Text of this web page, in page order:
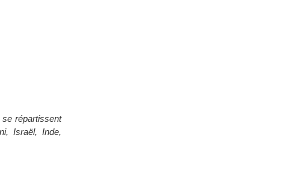
se répartissent
Israël, Inde,